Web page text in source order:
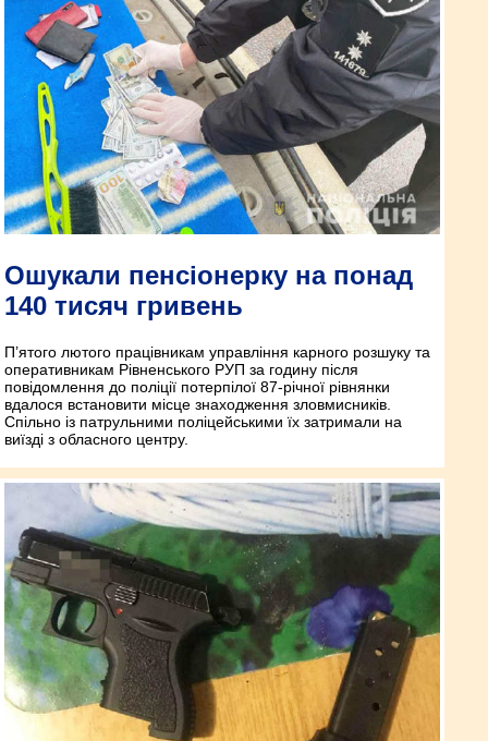
Ошукали пенсіонерку на понад
140 тисяч гривень
П’ятого лютого працівникам управління карного розшуку та
оперативникам Рівненського РУП за годину після
повідомлення до поліції потерпілої 87-річної рівнянки
вдалося встановити місце знаходження зловмисників.
Спільно із патрульними поліцейськими їх затримали на
виїзді з обласного центру.